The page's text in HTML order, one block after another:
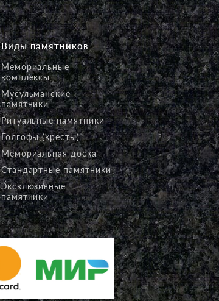
Виды памятников
Мемориальные
комплексы
Мусульманские
памятники
Ритуальные памятники
Голгофы (кресты)
Мемориальная доска
Стандартные памятники
Эксклюзивные
памятники